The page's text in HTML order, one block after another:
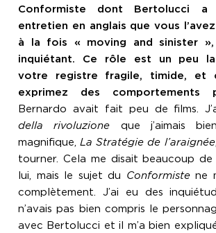
Conformiste dont Bertolucci
entretien en anglais que vous
à la fois « moving and sinister
inquiétant. Ce rôle est un peu
votre registre fragile, timide, et
exprimez des comportements
Bernardo avait fait peu de films.
della rivoluzione que j’aimais
magnifique,La Stratégie de l’araignée
tourner. Cela me disait beaucoup
lui, mais le sujet du Conformistene
complètement. J’ai eu des
n’avais pas bien compris le
avec Bertolucci et il m’a bien